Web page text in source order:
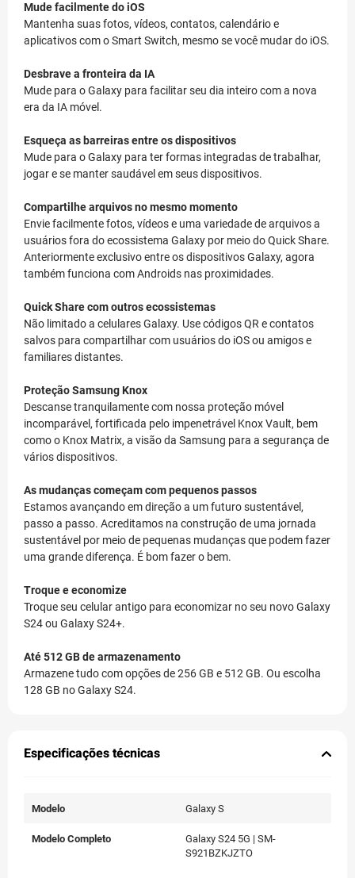
Mude facilmente do iOS
Mantenha suas fotos, vídeos, contatos, calendário e
aplicativos com o Smart Switch, mesmo se você mudar do iOS.
Desbrave a fronteira da IA
Mude para o Galaxy para facilitar seu dia inteiro com a nova
era da IA móvel.
Esqueça as barreiras entre os dispositivos
Mude para o Galaxy para ter formas integradas de trabalhar,
jogar e se manter saudável em seus dispositivos.
Compartilhe arquivos no mesmo momento
Envie facilmente fotos, vídeos e uma variedade de arquivos a
usuários fora do ecossistema Galaxy por meio do Quick Share.
Anteriormente exclusivo entre os dispositivos Galaxy, agora
também funciona com Androids nas proximidades.
Quick Share com outros ecossistemas
Não limitado a celulares Galaxy. Use códigos QR e contatos
salvos para compartilhar com usuários do iOS ou amigos e
familiares distantes.
Proteção Samsung Knox
Descanse tranquilamente com nossa proteção móvel
incomparável, fortificada pelo impenetrável Knox Vault, bem
como o Knox Matrix, a visão da Samsung para a segurança de
vários dispositivos.
As mudanças começam com pequenos passos
Estamos avançando em direção a um futuro sustentável,
passo a passo. Acreditamos na construção de uma jornada
sustentável por meio de pequenas mudanças que podem fazer
uma grande diferença. É bom fazer o bem.
Troque e economize
Troque seu celular antigo para economizar no seu novo Galaxy
S24 ou Galaxy S24+.
Até 512 GB de armazenamento
Armazene tudo com opções de 256 GB e 512 GB. Ou escolha
128 GB no Galaxy S24.
Especificações técnicas
Modelo Galaxy S
Modelo Completo
Galaxy S24 5G | SM-
S921BZKJZTO